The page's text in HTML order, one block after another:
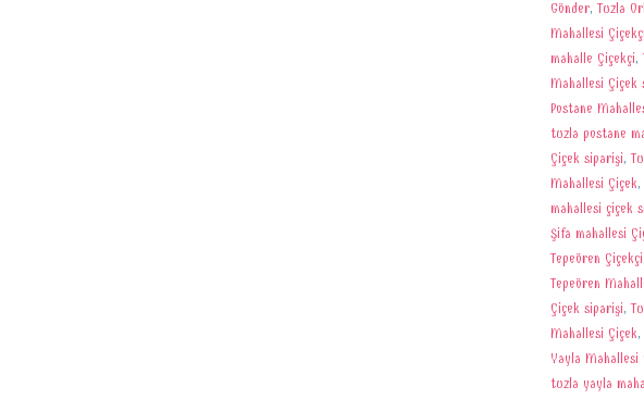
Gönder,Tuzla
Mahallesi Çiçekçi
mahalle Çiçekçi,
Mahallesi Çiçek
Postane
tuzla postane
Çiçek siparişi,
Mahallesi Çiçek,
mahallesi çiçek
Şifa mahallesi
Tepeören Çiçekçi
Tepeören
Çiçek siparişi,
Mahallesi Çiçek,
Yayla Mahallesi
tuzla yayla